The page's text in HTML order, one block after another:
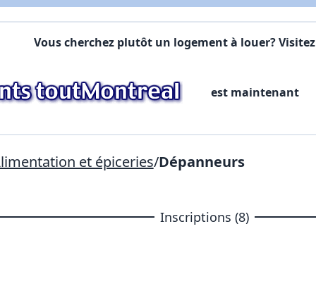
Vous cherchez plutôt un logement à louer? Visitez
est maintenant
et épiceries/Dépanneurs
Inscriptions (8)
X Fermer Envoyez
Copier lien
X Fermer Envoyez
X Fermer